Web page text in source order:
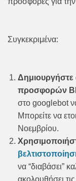
Συγκεκριμένα:
Δημιουργήστε
προσφορών
στο googlebot
Μπορείτε να
Νοεμβρίου.
να “διαβάσει”